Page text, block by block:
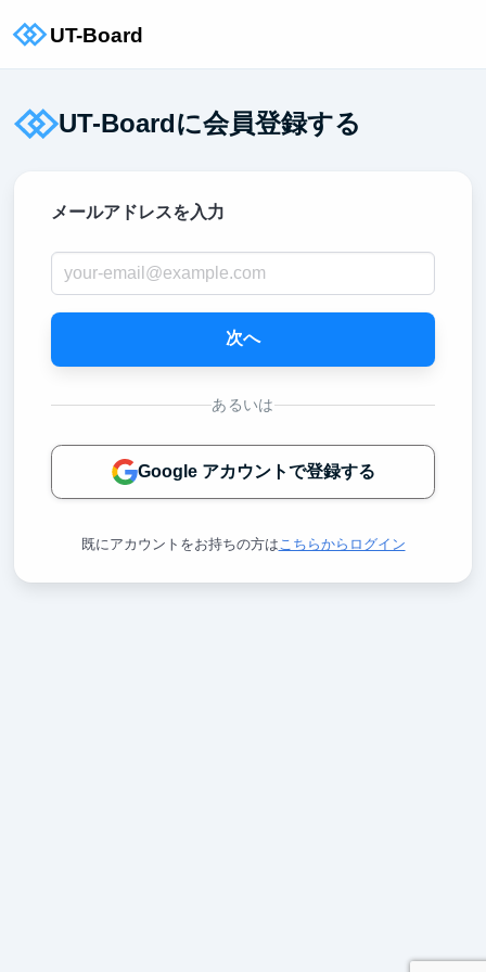
UT-Boardに会員登録する
メールアドレスを入力
次へ
あるいは
Google アカウントで登録する
既にアカウントをお持ちの方は こちらからログイン